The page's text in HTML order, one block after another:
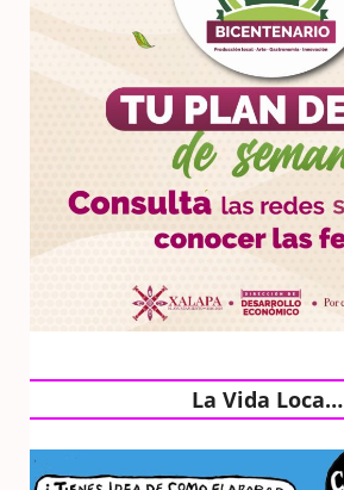
La Vida Loca…